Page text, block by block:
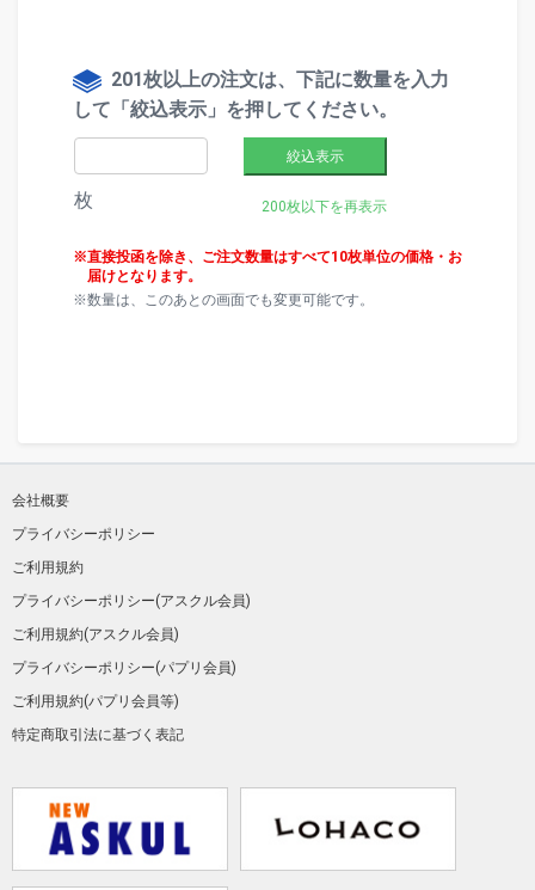
201枚以上の注文は、下記に数量を入力
して「絞込表示」を押してください。
枚
絞込表示
200枚以下を再表示
直接投函を除き、ご注文数量はすべて10枚単位の価格・お
届けとなります。
数量は、このあとの画面でも変更可能です。
会社概要
プライバシーポリシー
ご利用規約
プライバシーポリシー(アスクル会員)
ご利用規約(アスクル会員)
プライバシーポリシー(パプリ会員)
ご利用規約(パプリ会員等)
特定商取引法に基づく表記